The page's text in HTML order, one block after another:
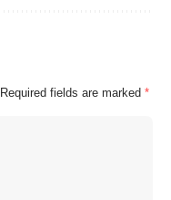
Required fields are marked *